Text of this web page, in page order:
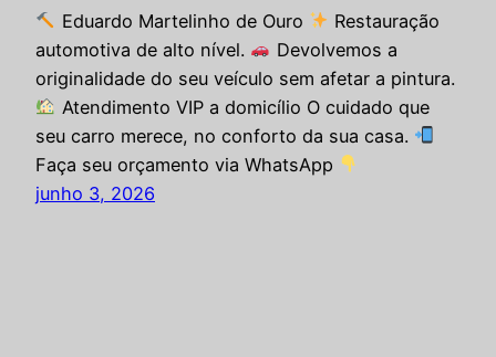
Eduardo Martelinho de Ouro
Restauração
automotiva de alto nível.
Devolvemos a
originalidade do seu veículo sem afetar a pintura.
Atendimento VIP a domicílio O cuidado que
seu carro merece, no conforto da sua casa.
Faça seu orçamento via WhatsApp
junho 3, 2026